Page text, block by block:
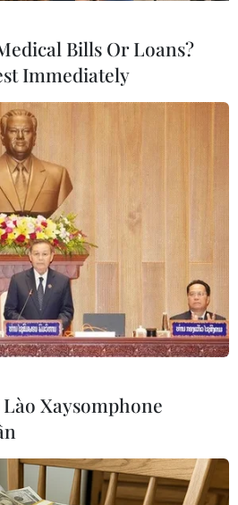
bà con nhân dân thả chim phóng
siêu cho các nạn nhân vụ chìm
Bang Nhiệm/TTXVN)
Bills Or Loans?
Immediately
Xaysomphone